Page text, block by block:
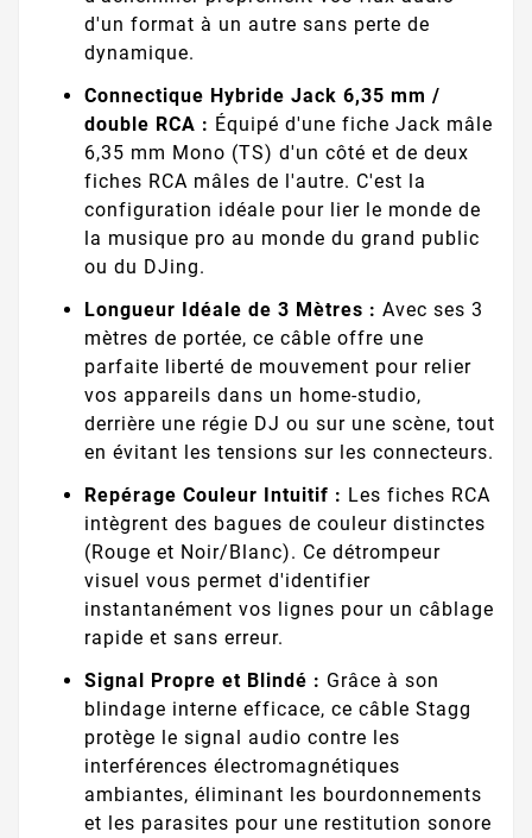
d'un format à un autre sans perte de
dynamique.
Connectique Hybride Jack 6,35 mm /
double RCA : Équipé d'une fiche Jack mâle
6,35 mm Mono (TS) d'un côté et de deux
fiches RCA mâles de l'autre. C'est la
configuration idéale pour lier le monde de
la musique pro au monde du grand public
ou du DJing.
Longueur Idéale de 3 Mètres : Avec ses 3
mètres de portée, ce câble offre une
parfaite liberté de mouvement pour relier
vos appareils dans un home-studio,
derrière une régie DJ ou sur une scène, tout
en évitant les tensions sur les connecteurs.
Repérage Couleur Intuitif : Les fiches RCA
intègrent des bagues de couleur distinctes
(Rouge et Noir/Blanc). Ce détrompeur
visuel vous permet d'identifier
instantanément vos lignes pour un câblage
rapide et sans erreur.
Signal Propre et Blindé : Grâce à son
blindage interne efficace, ce câble Stagg
protège le signal audio contre les
interférences électromagnétiques
ambiantes, éliminant les bourdonnements
et les parasites pour une restitution sonore